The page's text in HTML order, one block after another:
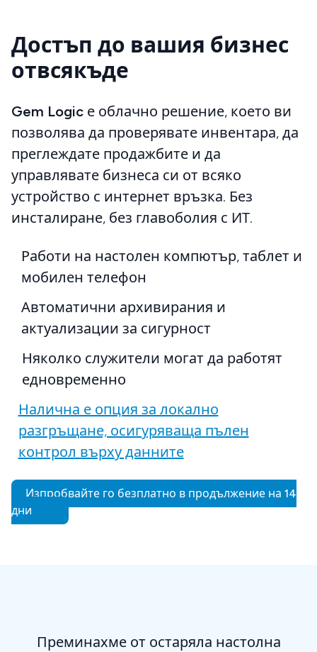
Достъп до вашия бизнес
отвсякъде
Gem Logic е облачно решение, което ви
позволява да проверявате инвентара, да
преглеждате продажбите и да
управлявате бизнеса си от всяко
устройство с интернет връзка. Без
инсталиране, без главоболия с ИТ.
Работи на настолен компютър, таблет и
мобилен телефон
Автоматични архивирания и
актуализации за сигурност
Няколко служители могат да работят
едновременно
Налична е опция за локално
разгръщане, осигуряваща пълен
контрол върху данните
Изпробвайте го безплатно в продължение на 14
дни
Преминахме от остаряла настолна